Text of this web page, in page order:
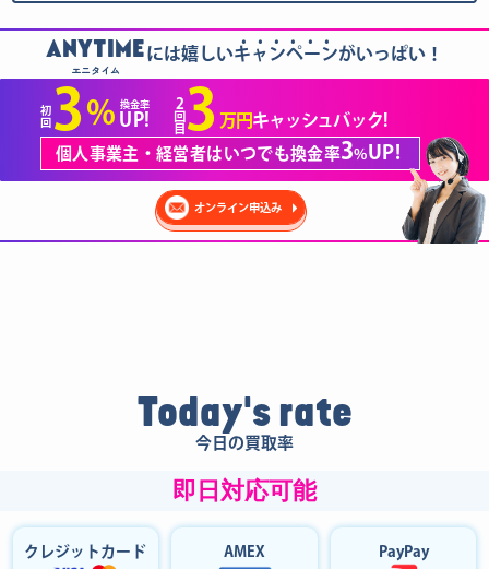
ANYTIME
エニタイム
......
には嬉しいキャンペーンがいっぱい！
初
回 3 % 換金率
UP!
2
回
目3 万円キャッシュバック!
個人事業主・経営者はいつでも換金率3%UP!
オンライン申込み
Today's rate
今日の買取率
即日対応可能
クレジットカード AMEX PayPay